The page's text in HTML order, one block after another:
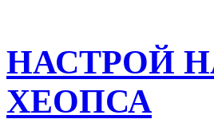
НАСТРОЙ
ХЕОПСА